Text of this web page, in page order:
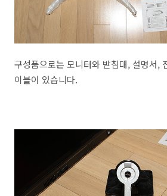
구성품으로는 모니터와 받침대, 설명서,
이블이 있습니다.